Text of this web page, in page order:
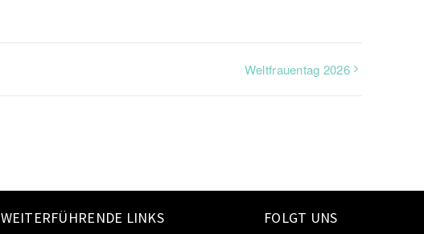
Weltfrauentag 2026
WEITERFÜHRENDE LINKS FOLGT UNS